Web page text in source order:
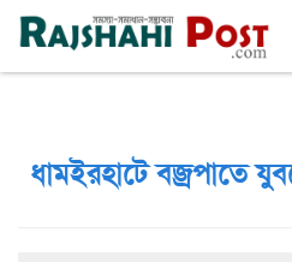
রাজশাহী সোমবার, ১০ই আগস্ট ২০২৬, ২৭শে
ধামইরহাটে বজ্রপাতে